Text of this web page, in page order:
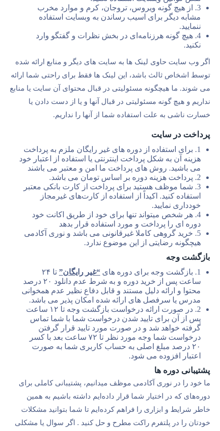
3. از هیچ گونه ویروس، تروجان، کرم و موارد مخرب
مشابه دیگر برای اسیب رساندن به وبسایت استفاده
ننمایید.
4. هیچ گونه هرزنامه‌ای در بخش نظرات و گفتگو وارد
نکنید.
اگر وب سایت حاوی لینک ها به سایت های دیگر و منابع ارائه شده
توسط اشخاص ثالث باشد، این لینک ها فقط برای راحتی شما ارائه
می شوند. ما هیچگونه مسئولیتی در قبال محتوای آن سایت یا منابع
نداریم و هیچ گونه مسئولیتی در قبال آنها و یا از دست دادن یا
خسارت ناشی به علت استفاده شما از آنها را نداریم.
پرداخت در سایت
1. برای استفاده از دوره های غیر رایگان ملزم به پرداخت
هزینه آن به شکل پرداخت اینترنتی یا استفاده از اعتبار خود
می باشید. روش های پرداخت ما امن و معتبر می باشند
2. پرداخت هزینه دوره بر اساس تومان می باشد.
3. شما موظف هستید برای پرداخت از کارت بانکی معتبر
استفاده کنید. اکیداً از استفاده از کارت‌های غیرمجاز
خودداری نمایید.
4. هر شخص میتواند تنها برای خود از طریق اکانت خود
دوره ای را پرداخت و مورد استفاده قرار بدهد
5. خرید گروهی کاملا غیرقانونی می باشد و نوری آکادمی
هیچگونه رضایتی از این موضوع ندارد.
بازگشت وجه
1. بازگشت وجه برای دوره های “غیر رایگان”
تا ۲۴
ساعت پس از خرید دوره و به شرط عدم دانلود ۲۰ درصد
محتوا و ارائه دلیل مستند و قابل دفاع نظیر عدم همخوانی
مدرس یا سرفصل های ارائه شده امکان پذیر می باشد.
2. در صورت ارائه درخواست بازگشت وجه تا ۱۲ ساعت
پس از آن برای تایید شدن درخواست شما با شما تماس
گرفته خواهد شد و در صورت مورد تایید قرار گرفتن
درخواست شما وجه مورد نظر تا ۷۲ ساعت بعد با کسر
۲۰ درصد مبلغ اصلی به حساب کاربری شما به صورت
اعتبار افزوده می شود.
پشتیبانی دوره ها
ما خود را در نوری آکادمی موظف میدانیم، پشتیبانی کاملی برای
دوره‌های که در اختیار شما قرار داده‌ایم داشته باشیم به همین
خاطر شرایط و ابزاری را فراهم کرده‌ایم تا شما بتوانید مشکلات
خودتان را در پلتفرم راکت مطرح و حل کنید . اگر سوال یا مشکلی